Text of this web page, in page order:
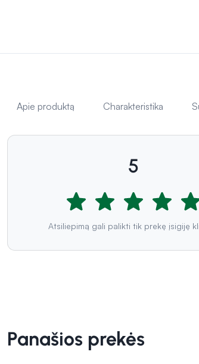
Apie produktą Charakteristika
5
Atsiliepimą gali palikti tik prekę įsigiję
Panašios prekės